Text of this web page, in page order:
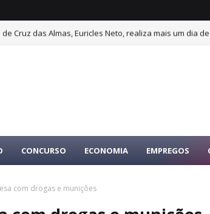
Cruz das Almas, Euricles Neto, realiza mais um dia
CONCURSO ECONOMIA EMPREGOS
com drogas e munições